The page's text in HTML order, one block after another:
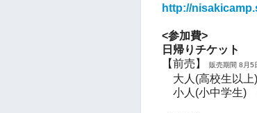
http://
<参加費>
日帰りチケット
【前売】
販売期間 8月5
大人(高校生以上
小人(小中学生)